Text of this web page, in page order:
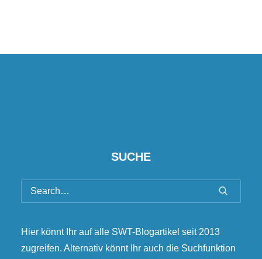
SUCHE
Hier könnt Ihr auf alle SWT-Blogartikel seit 2013
zugreifen. Alternativ könnt Ihr auch die Suchfunktion